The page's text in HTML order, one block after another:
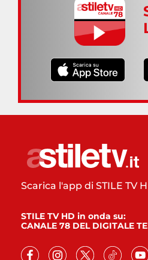
Scarica l'app di STILE TV
STILE TV HD in onda su:
CANALE 78 DEL DIGITALE